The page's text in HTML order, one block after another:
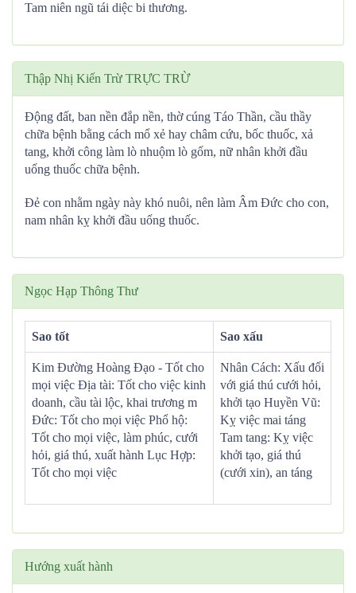
Tam niên ngũ tái diệc bi thương.
Thập Nhị Kiến Trừ TRỰC TRỪ
Động đất, ban nền đắp nền, thờ cúng Táo Thần, cầu thầy
chữa bệnh bằng cách mổ xẻ hay châm cứu, bốc thuốc, xả
tang, khởi công làm lò nhuộm lò gốm, nữ nhân khởi đầu
uống thuốc chữa bệnh.
Đẻ con nhằm ngày này khó nuôi, nên làm Âm Đức cho con,
nam nhân kỵ khởi đầu uống thuốc.
Ngọc Hạp Thông Thư
Sao tốt Sao xấu
Kim Đường Hoàng Đạo - Tốt cho
mọi việc Địa tài: Tốt cho việc kinh
doanh, cầu tài lộc, khai trương m
Đức: Tốt cho mọi việc Phổ hộ:
Tốt cho mọi việc, làm phúc, cưới
hỏi, giá thú, xuất hành Lục Hợp:
Tốt cho mọi việc
Nhân Cách: Xấu đối
với giá thú cưới hỏi,
khởi tạo Huyền Vũ:
Kỵ việc mai táng
Tam tang: Kỵ việc
khởi tạo, giá thú
(cưới xin), an táng
Hướng xuất hành